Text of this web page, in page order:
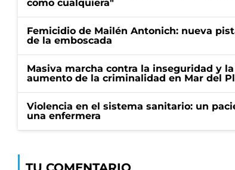
como cualquiera"
Femicidio de Mailén Antonich: nueva
de la emboscada
Masiva marcha contra la inseguridad y
aumento de la criminalidad en Mar del
Violencia en el sistema sanitario: un
una enfermera